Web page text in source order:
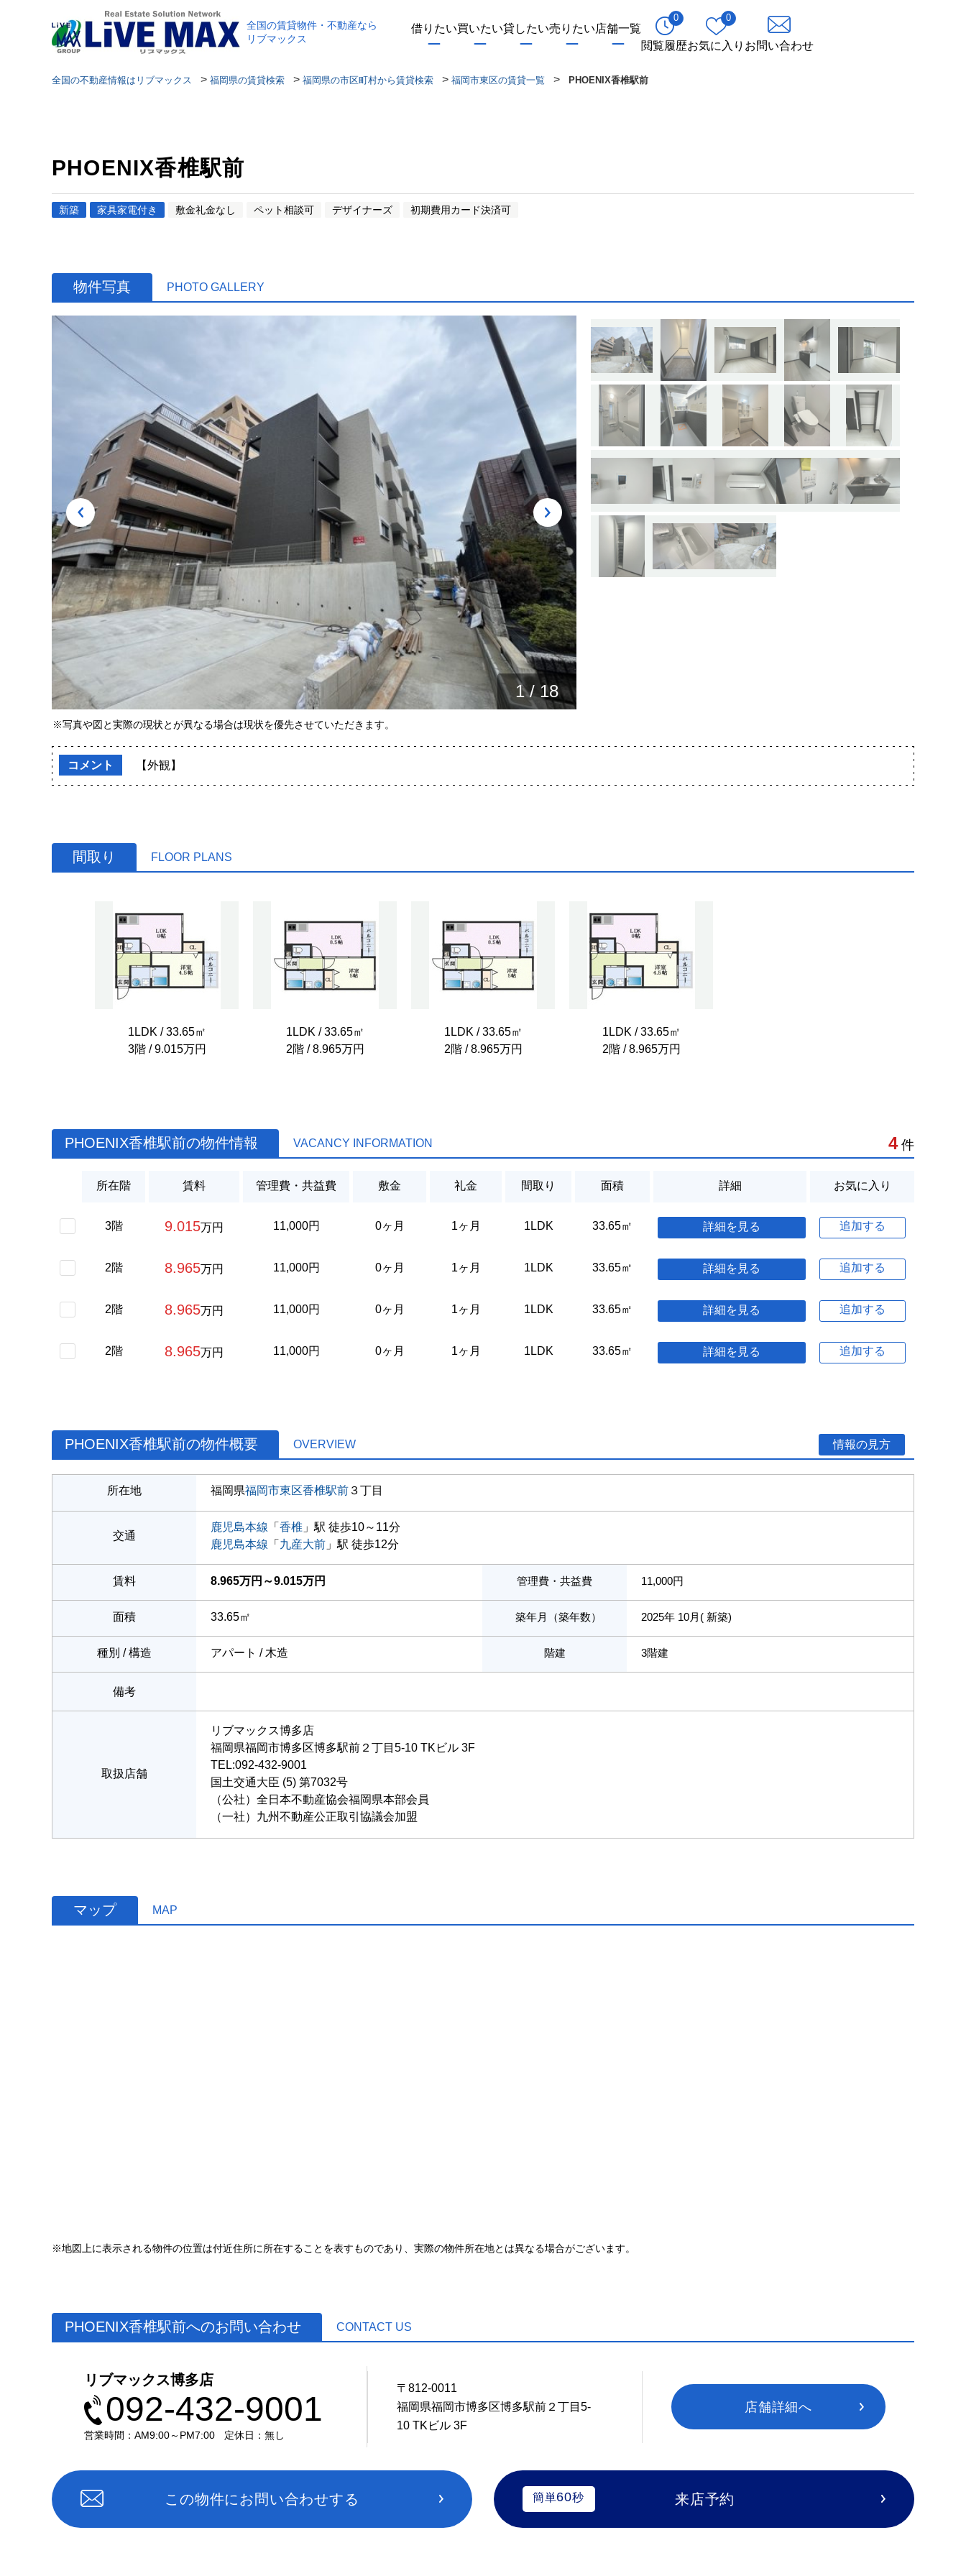
全国の賃貸物件・不動産なら
リブマックス
借りたい買いたい貸したい売りたい店舗一覧
0
閲覧履歴
0
お気に入り お問い合わせ
全国の不動産情報はリブマックス > 福岡県の賃貸検索 > 福岡県の市区町村から賃貸検索 > 福岡市東区の賃貸一覧 > PHOENIX香椎駅前
PHOENIX香椎駅前
新築 家具家電付き 敷金礼金なし ペット相談可 デザイナーズ 初期費用カード決済可
物件写真 PHOTO GALLERY
1/ 18
※写真や図と実際の現状とが異なる場合は現状を優先させていただきます。
コメント 【外観】
間取り FLOOR PLANS
1LDK / 33.65㎡
3階 / 9.015万円
1LDK / 33.65㎡
2階 / 8.965万円
1LDK / 33.65㎡
2階 / 8.965万円
1LDK / 33.65㎡
2階 / 8.965万円
PHOENIX香椎駅前の物件情報 VACANCY INFORMATION 4 件
所在階 賃料 管理費・共益費 敷金 礼金 間取り 面積 詳細 お気に入り
3階 9.015万円 11,000円 0ヶ月 1ヶ月 1LDK 33.65㎡ 詳細を見る 追加する
2階 8.965万円 11,000円 0ヶ月 1ヶ月 1LDK 33.65㎡ 詳細を見る 追加する
2階 8.965万円 11,000円 0ヶ月 1ヶ月 1LDK 33.65㎡ 詳細を見る 追加する
2階 8.965万円 11,000円 0ヶ月 1ヶ月 1LDK 33.65㎡ 詳細を見る 追加する
PHOENIX香椎駅前の物件概要 OVERVIEW 情報の見方
所在地 福岡県福岡市東区香椎駅前 ３丁目
交通
鹿児島本線 「 香椎 」駅 徒歩10～11分
鹿児島本線 「 九産大前 」駅 徒歩12分
賃料 8.965万円～9.015万円 管理費・共益費 11,000円
面積 33.65㎡ 築年月（築年数） 2025年 10月( 新築)
種別 / 構造 アパート / 木造 階建 3階建
備考
取扱店舗
リブマックス博多店
福岡県福岡市博多区博多駅前２丁目5-10 TKビル 3F
TEL:092-432-9001
国土交通大臣 (5) 第7032号
（公社）全日本不動産協会福岡県本部会員
（一社）九州不動産公正取引協議会加盟
マップ MAP
※地図上に表示される物件の位置は付近住所に所在することを表すものであり、実際の物件所在地とは異なる場合がございます。
PHOENIX香椎駅前へのお問い合わせ CONTACT US
リブマックス博多店
092-432-9001
営業時間：AM9:00～PM7:00 定休日：無し
〒812-0011
福岡県福岡市博多区博多駅前２丁目5-
10 TKビル 3F
店舗詳細へ
この物件にお問い合わせする 簡単60秒 来店予約